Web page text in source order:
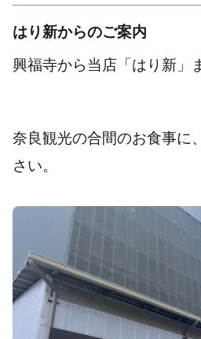
はり新からのご案内
興福寺から当店「はり新」
奈良観光の合間のお食事に
さい。